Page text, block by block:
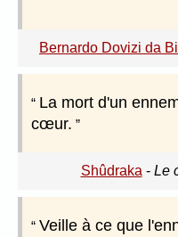
Bernardo Dovizi da
La mort d'un
cœur.
Shûdraka - Le
Veille à ce que